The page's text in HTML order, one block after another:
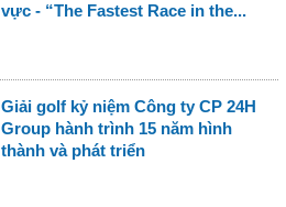
vực - “The Fastest Race in the...
Giải golf kỷ niệm Công ty CP 24H
Group hành trình 15 năm hình
thành và phát triển